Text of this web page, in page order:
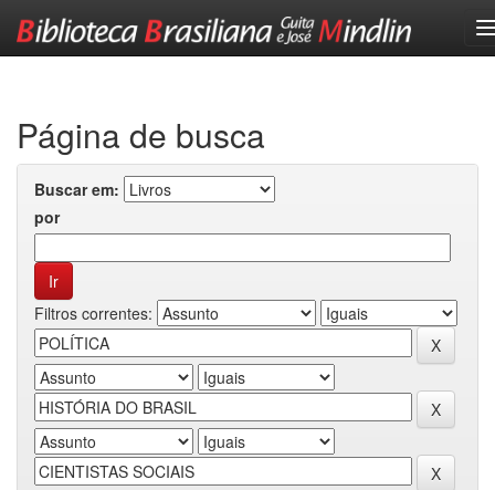
Página de busca
Buscar em:
por
Filtros correntes: